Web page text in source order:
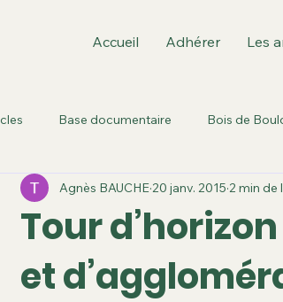
Accueil Adhérer Les
Base documentaire Bois de
Billancourt : dans la vill Environnement
de Paris Paris Ouest: GPSO/T3
Tour
et
Agnès BAUCHE 20 janv. 2015 2 min de